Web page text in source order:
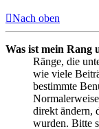
Nach oben
Was ist mein Rang
Ränge, die
wie viele
bestimmte
direkt ändern,
wurden. Bitte